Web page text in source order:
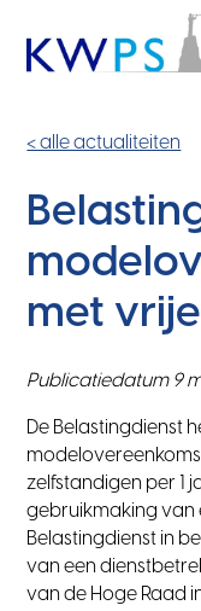
< alle actualiteiten
met
Publicatiedatum 9
De Belastingdienst
zelfstandigen per 1
gebruikmaking van
Belastingdienst in
van een
van de Hoge Raad